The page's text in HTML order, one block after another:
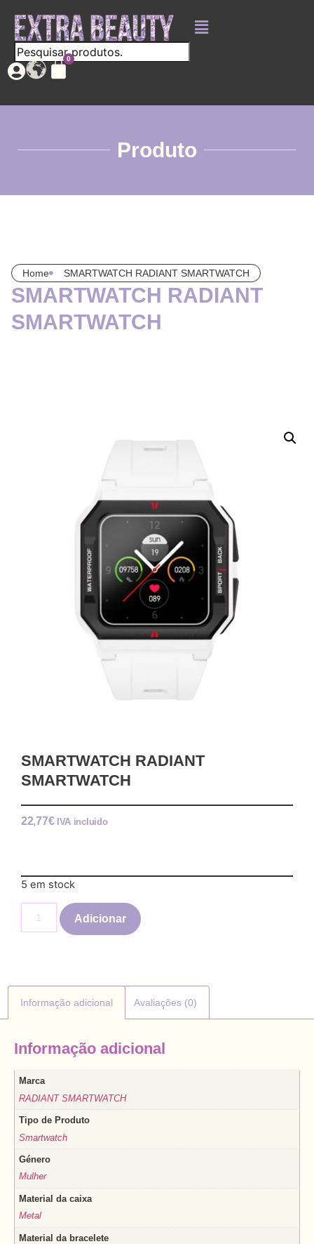
Produto
Home SMARTWATCH RADIANT SMARTWATCH
SMARTWATCH RADIANT
SMARTWATCH
SMARTWATCH RADIANT
SMARTWATCH
22,77€ IVA incluido
5 em stock
Adicionar
Informação adicional Avaliações (0)
Informação adicional
Marca
RADIANT SMARTWATCH
Tipo de Produto
Smartwatch
Género
Mulher
Material da caixa
Metal
Material da bracelete